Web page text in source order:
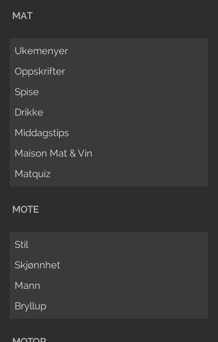
MAT
Ukemenyer
Oppskrifter
Spise
Drikke
Middagstips
Maison Mat & Vin
Matquiz
MOTE
Stil
Skjønnhet
Mann
Bryllup